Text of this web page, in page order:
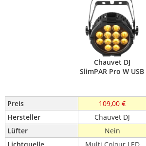
Chauvet DJ
SlimPAR Pro W USB
Preis 109,00 €
Hersteller
Chauvet DJ
Lüfter
Nein